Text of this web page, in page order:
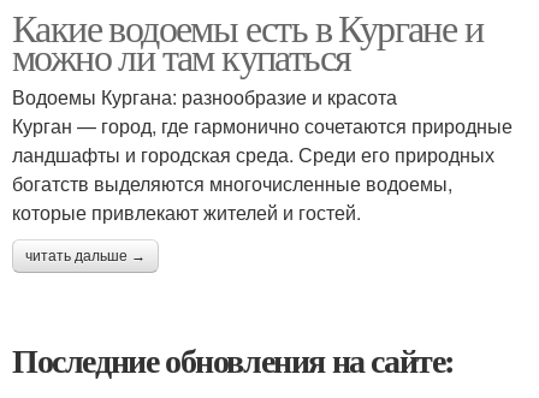
Какие водоемы есть в Кургане и
можно ли там купаться
Водоемы Кургана: разнообразие и красота
Курган — город, где гармонично сочетаются природные
ландшафты и городская среда. Среди его природных
богатств выделяются многочисленные водоемы,
которые привлекают жителей и гостей.
читать дальше →
Последние обновления на сайте: